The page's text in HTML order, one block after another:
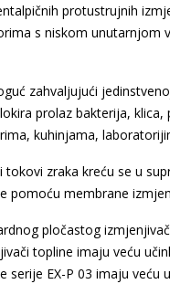
protustrujnih
s niskom unutarnjom
zahvaljujući
prolaz bakterija, klica,
kuhinjama,
tokovi zraka kreću se u
pomoću membrane
pločastog
topline imaju veću
serije EX-P 03 imaju